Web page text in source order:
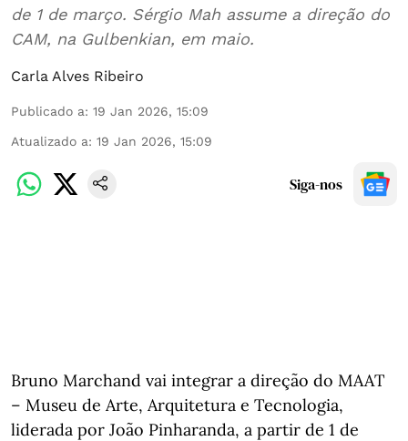
de 1 de março. Sérgio Mah assume a direção do
CAM, na Gulbenkian, em maio.
Carla Alves Ribeiro
Publicado a: 19 Jan 2026, 15:09
Atualizado a: 19 Jan 2026, 15:09
Siga-nos
Bruno Marchand vai integrar a direção do MAAT
– Museu de Arte, Arquitetura e Tecnologia,
liderada por João Pinharanda, a partir de 1 de